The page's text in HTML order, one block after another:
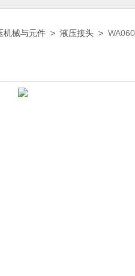
机械与元件 > 液压接头 >